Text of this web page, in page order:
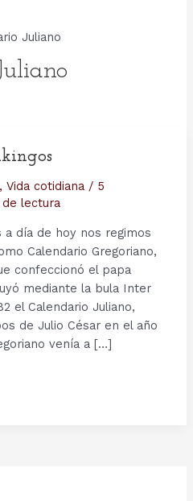
Juliano
Vida cotidiana/ 5
lectura
día de hoy nos regimos
Calendario Gregoriano,
confeccionó el papa
mediante la bula Inter
el Calendario Juliano,
de Julio César en el año
venía a […]